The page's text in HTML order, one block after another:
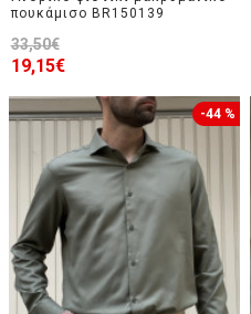
πουκάμισο BR150139
19,15€
33,50€
-44 %